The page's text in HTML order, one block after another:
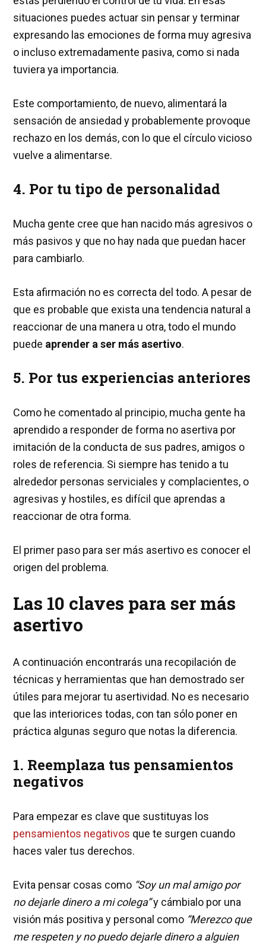
situaciones puedes actuar sin pensar y terminar
expresando las emociones de forma muy agresiva
o incluso extremadamente pasiva, como si nada
tuviera ya importancia.
Este comportamiento, de nuevo, alimentará la
sensación de ansiedad y probablemente provoque
rechazo en los demás, con lo que el círculo vicioso
vuelve a alimentarse.
4. Por tu tipo de personalidad
Mucha gente cree que han nacido más agresivos o
más pasivos y que no hay nada que puedan hacer
para cambiarlo.
Esta afirmación no es correcta del todo. A pesar de
que es probable que exista una tendencia natural a
reaccionar de una manera u otra, todo el mundo
puede aprender a ser más asertivo.
5. Por tus experiencias anteriores
Como he comentado al principio, mucha gente ha
aprendido a responder de forma no asertiva por
imitación de la conducta de sus padres, amigos o
roles de referencia. Si siempre has tenido a tu
alrededor personas serviciales y complacientes, o
agresivas y hostiles, es difícil que aprendas a
reaccionar de otra forma.
El primer paso para ser más asertivo es conocer el
origen del problema.
Las 10 claves para ser más
asertivo
A continuación encontrarás una recopilación de
técnicas y herramientas que han demostrado ser
útiles para mejorar tu asertividad. No es necesario
que las interiorices todas, con tan sólo poner en
práctica algunas seguro que notas la diferencia.
1. Reemplaza tus pensamientos
negativos
Para empezar es clave que sustituyas los
pensamientos negativos que te surgen cuando
haces valer tus derechos.
Evita pensar cosas como “Soy un mal amigo por
no dejarle dinero a mi colega”y cámbialo por una
visión más positiva y personal como “Merezco que
me respeten y no puedo dejarle dinero a alguien